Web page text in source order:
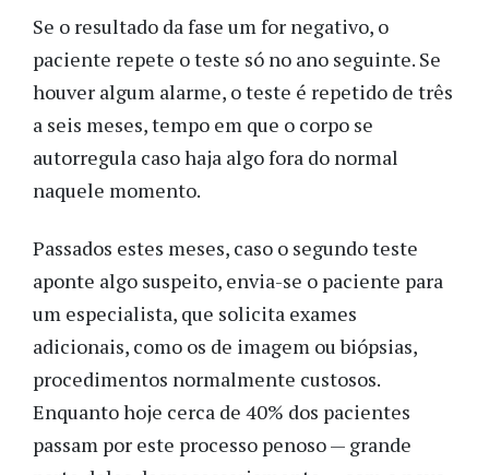
Se o resultado da fase um for negativo, o
paciente repete o teste só no ano seguinte. Se
houver algum alarme, o teste é repetido de três
a seis meses, tempo em que o corpo se
autorregula caso haja algo fora do normal
naquele momento.
Passados estes meses, caso o segundo teste
aponte algo suspeito, envia-se o paciente para
um especialista, que solicita exames
adicionais, como os de imagem ou biópsias,
procedimentos normalmente custosos.
Enquanto hoje cerca de 40% dos pacientes
passam por este processo penoso — grande